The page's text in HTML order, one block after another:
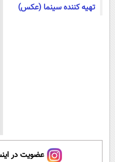
تهیه کننده سینما (عکس)
عضویت در